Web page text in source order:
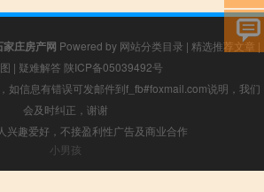
家庄房产网 Powered by 网站分类目录 | 精选推荐文章 |
| 疑难解答 陕ICP备05039492号
如信息有错误可发邮件到f_fb#foxmail.com说明，我们
会及时纠正，谢谢
兴趣爱好，不接盈利性广告及商业合作
小男孩